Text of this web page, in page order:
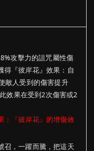
攻擊力的詛咒屬性傷
得『彼岸花』效果：自
敵人受到的傷害提升
效果在受到2次傷害或2
：『彼岸花』的增傷效
召，一躍而騰，把這天